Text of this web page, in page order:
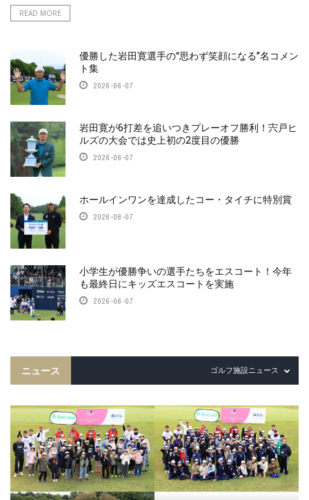
READ MORE
優勝した岩田寛選手の“思わず笑顔になる”名コメン
ト集
2026-06-07
岩田寛が6打差を追いつきプレーオフ勝利！宍戸ヒ
ルズの大会では史上初の2度目の優勝
2026-06-07
ホールインワンを達成したコー・タイチに特別賞
2026-06-07
小学生が優勝争いの選手たちをエスコート！今年
も最終日にキッズエスコートを実施
2026-06-07
ニュース ゴルフ施設ニュース